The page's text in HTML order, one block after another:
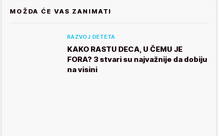
MOŽDA ĆE VAS ZANIMATI
RAZVOJ DETETA
KAKO RASTU DECA, U ČEMU JE
FORA? 3 stvari su najvažnije da dobiju
na visini